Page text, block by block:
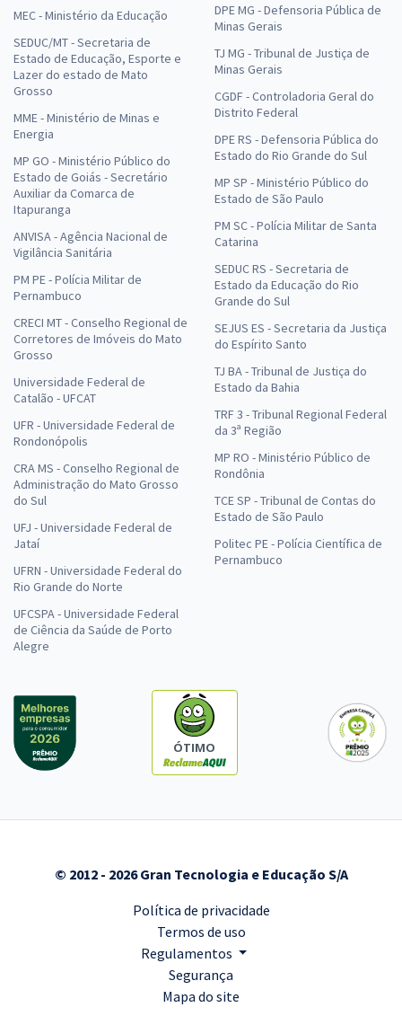
MEC - Ministério da Educação
SEDUC/MT - Secretaria de
Estado de Educação, Esporte e
Lazer do estado de Mato
Grosso
MME - Ministério de Minas e
Energia
MP GO - Ministério Público do
Estado de Goiás - Secretário
Auxiliar da Comarca de
Itapuranga
ANVISA - Agência Nacional de
Vigilância Sanitária
PM PE - Polícia Militar de
Pernambuco
CRECI MT - Conselho Regional de
Corretores de Imóveis do Mato
Grosso
Universidade Federal de
Catalão - UFCAT
UFR - Universidade Federal de
Rondonópolis
CRA MS - Conselho Regional de
Administração do Mato Grosso
do Sul
UFJ - Universidade Federal de
Jataí
UFRN - Universidade Federal do
Rio Grande do Norte
UFCSPA - Universidade Federal
de Ciência da Saúde de Porto
Alegre
DPE MG - Defensoria Pública de
Minas Gerais
TJ MG - Tribunal de Justiça de
Minas Gerais
CGDF - Controladoria Geral do
Distrito Federal
DPE RS - Defensoria Pública do
Estado do Rio Grande do Sul
MP SP - Ministério Público do
Estado de São Paulo
PM SC - Polícia Militar de Santa
Catarina
SEDUC RS - Secretaria de
Estado da Educação do Rio
Grande do Sul
SEJUS ES - Secretaria da Justiça
do Espírito Santo
TJ BA - Tribunal de Justiça do
Estado da Bahia
TRF 3 - Tribunal Regional Federal
da 3ª Região
MP RO - Ministério Público de
Rondônia
TCE SP - Tribunal de Contas do
Estado de São Paulo
Politec PE - Polícia Científica de
Pernambuco
ÓTIMO
© 2012 - 2026 Gran Tecnologia e Educação S/A
Política de privacidade
Termos de uso
Regulamentos
Segurança
Mapa do site